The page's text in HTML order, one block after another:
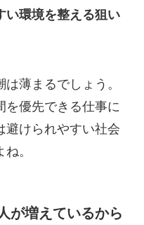
い環境を整える狙い
薄まるでしょう。
を優先できる仕事に
避けられやすい社会
。
が増えているから